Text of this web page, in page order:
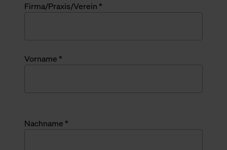
Firma/Praxis/Verein *
Vorname *
Nachname *